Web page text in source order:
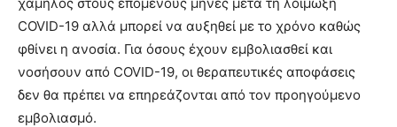
COVID-19 αλλά μπορεί να αυξηθεί με το χρόνο καθώς
φθίνει η ανοσία. Για όσους έχουν εμβολιασθεί και
νοσήσουν από COVID-19, οι θεραπευτικές αποφάσεις
δεν θα πρέπει να επηρεάζονται από τον προηγούμενο
εμβολιασμό.